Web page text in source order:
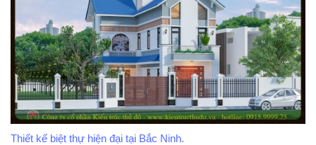
Thiết kế biệt thự hiện đại tại Bắc Ninh.